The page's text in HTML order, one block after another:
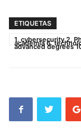
ETIQUETAS
1. cybersecurity 2.
academia 6.
advanced degrees